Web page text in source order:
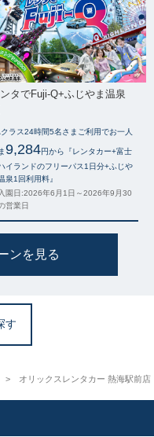
タでFuji-Q+ふじやま温泉
ラス24時間5名さまご利用でお一人
9,284円から『レンタカー+富士
イランドのフリーパス1日分+ふじや
泉1回利用料』
園日:2026年6月1日～2026年9月30
営業日
ンを見る
す
オリックスレンタカー 熱海駅前店